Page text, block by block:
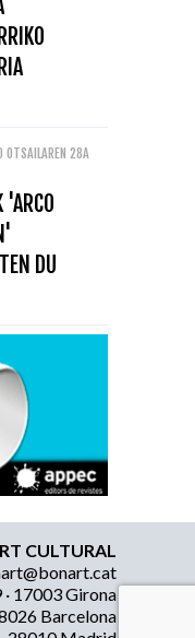
28A
'ARCO
DU
CULTURAL
17003 Girona
Barcelona